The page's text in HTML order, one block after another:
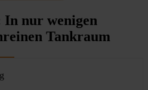
nur wenigen
Tankraum